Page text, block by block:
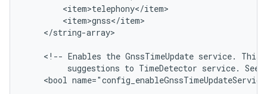
</string-array>
<!-- Enables the GnssTimeUpdate service. This
suggestions to TimeDetector service. See
<bool